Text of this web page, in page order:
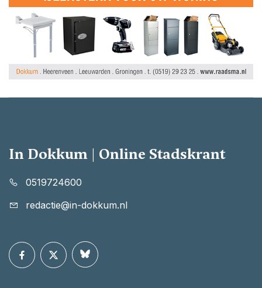
In Dokkum | Online Stadskrant
0519724600
redactie@in-dokkum.nl